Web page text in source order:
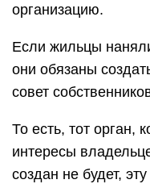
организацию.
Если жильцы
они обязаны
совет
То есть, тот орган,
интересы
создан не будет,